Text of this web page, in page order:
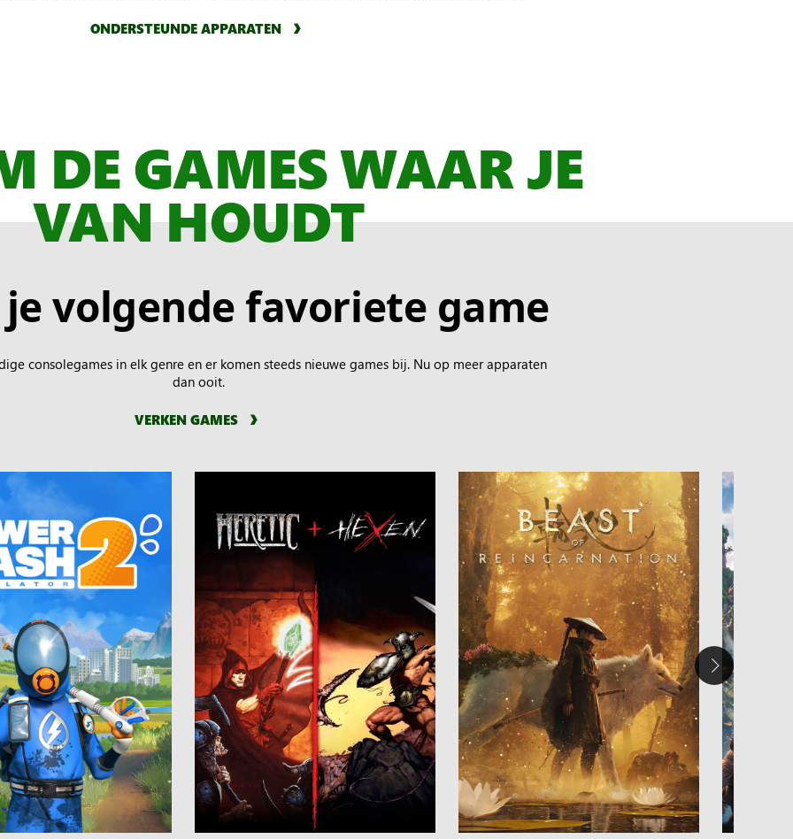
ONDERSTEUNDE APPARATEN
DE GAMES WAAR JE
VAN HOUDT
volgende favoriete game
consolegames in elk genre en er komen steeds nieuwe games bij. Nu op meer apparaten
dan ooit.
VERKEN GAMES